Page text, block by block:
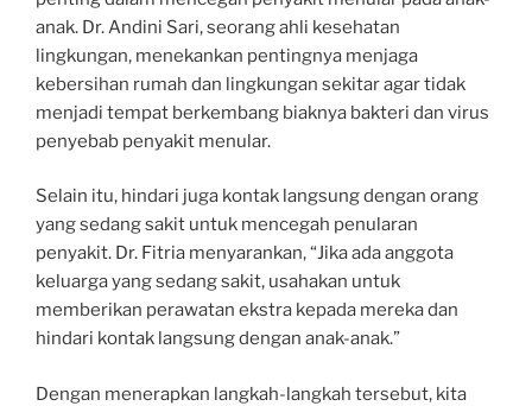
anak. Dr. Andini Sari, seorang ahli kesehatan
lingkungan, menekankan pentingnya menjaga
kebersihan rumah dan lingkungan sekitar agar tidak
menjadi tempat berkembang biaknya bakteri dan virus
penyebab penyakit menular.
Selain itu, hindari juga kontak langsung dengan orang
yang sedang sakit untuk mencegah penularan
penyakit. Dr. Fitria menyarankan, “Jika ada anggota
keluarga yang sedang sakit, usahakan untuk
memberikan perawatan ekstra kepada mereka dan
hindari kontak langsung dengan anak-anak.”
Dengan menerapkan langkah-langkah tersebut, kita